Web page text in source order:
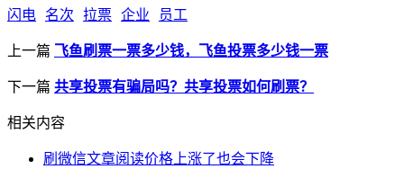
闪电 名次 拉票 企业 员工
上一篇 飞鱼刷票一票多少钱，飞鱼投票多少钱一票
下一篇 共享投票有骗局吗？共享投票如何刷票？
相关内容
刷微信文章阅读价格上涨了也会下降